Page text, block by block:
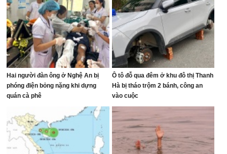
Hai người đàn ông ở Nghệ An bị
phóng điện bỏng nặng khi dựng
quán cà phê
Ô tô đỗ qua đêm ở khu đô thị Thanh
Hà bị tháo trộm 2 bánh, công an
vào cuộc